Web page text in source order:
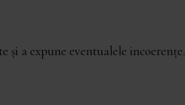
și a expune eventualele incoerențe.